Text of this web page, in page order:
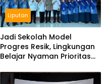
Liputan
Jadi Sekolah Model
Progres Resik, Lingkungan
Belajar Nyaman Prioritas